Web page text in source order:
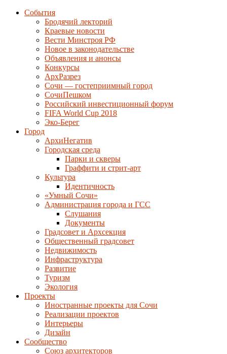
События
Бродячий лекторий
Краевые новости
Вести Минстроя РФ
Новое в законодательстве
Объявления и анонсы
Конкурсы
АрхРазрез
Сочи — гостеприимный город
СочиПешком
Российский инвестиционный форум
FIFA World Cup 2018
Эко-Берег
Город
АрхиНегатив
Городская среда
Парки и скверы
Граффити и стрит-арт
Культура
Идентичность
«Умный Сочи»
Администрация города и ГСС
Слушания
Документы
Градсовет и Архсекция
Общественный градсовет
Недвижимость
Инфраструктура
Развитие
Туризм
Экология
Проекты
Иностранные проекты для Сочи
Реализации проектов
Интерьеры
Дизайн
Сообщество
Союз архитекторов